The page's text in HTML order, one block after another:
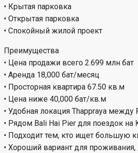
• Крытая парковка
• Открытая парковка
• Спокойный жилой проект
Преимущества
• Цена продажи всего 2.699 млн бат
• Аренда 18,000 бат/месяц
• Просторная квартира 67.50 кв.м
• Цена ниже 40,000 бат/кв.м
• Удобная локация Thappraya между
• Рядом Bali Hai Pier для поездок на
• Подходит тем, кто ищет большую
• Хороший вариант для